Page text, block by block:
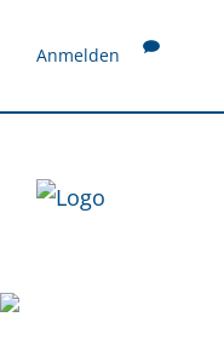
Anmelden